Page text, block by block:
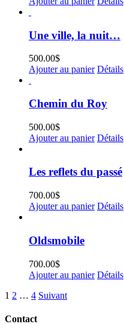
Une ville, la nuit…
500.00$
Ajouter au panier Détails
Chemin du Roy
500.00$
Ajouter au panier Détails
Les reflets du passé
700.00$
Ajouter au panier Détails
Oldsmobile
700.00$
Ajouter au panier Détails
1 2 … 4 Suivant
Contact